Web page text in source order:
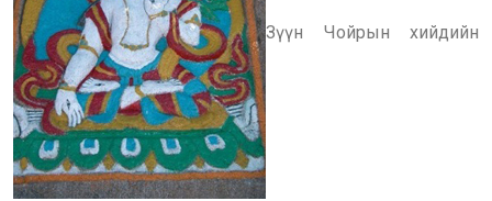
Зүүн Чойрын хийдийн